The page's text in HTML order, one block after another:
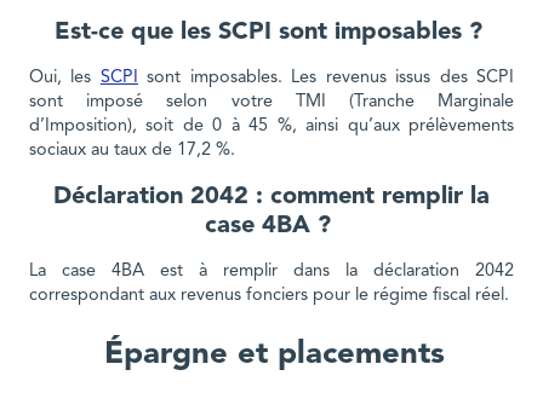
Est-ce que les SCPI sont imposables ?
Oui, les SCPI
sont imposables. Les revenus issus des SCPI
sont imposé selon votre TMI (Tranche Marginale
d’Imposition), soit de 0 à 45 %, ainsi qu’aux prélèvements
sociaux au taux de 17,2 %.
Déclaration 2042 : comment remplir la
case 4BA ?
La case 4BA est à remplir dans la déclaration 2042
correspondant aux revenus fonciers pour le régime fiscal réel.
Épargne et placements